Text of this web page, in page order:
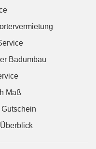
Badumbau
Maß